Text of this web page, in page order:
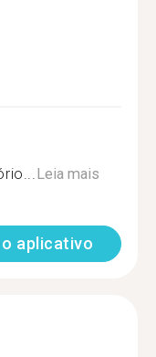
Leia mais
o aplicativo